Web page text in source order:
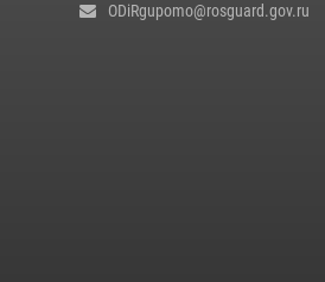
ODiRgupomo@rosguard.gov.ru